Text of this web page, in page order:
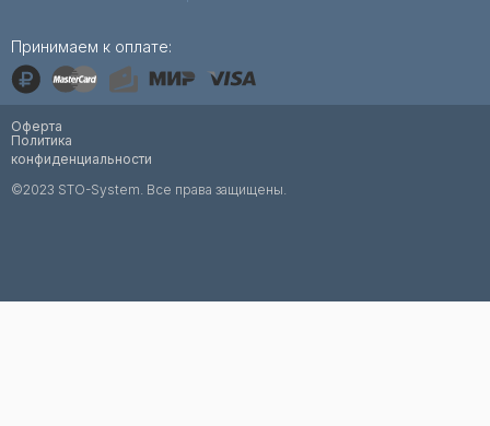
Принимаем к оплате:
©2023 STO-System. Все права защищены.
Политика
конфиденциальности
Оферта